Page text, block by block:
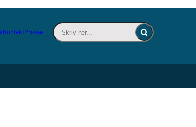
KontaktPresse
Skriv her... - Indsæt søgeord for at søge
Fold søgefelt ind